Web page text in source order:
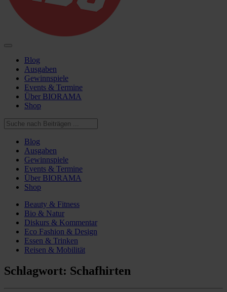
Blog
Ausgaben
Gewinnspiele
Events & Termine
Über BIORAMA
Shop
Blog
Ausgaben
Gewinnspiele
Events & Termine
Über BIORAMA
Shop
Beauty & Fitness
Bio & Natur
Diskurs & Kommentar
Eco Fashion & Design
Essen & Trinken
Reisen & Mobilität
Schlagwort: Schafhirten